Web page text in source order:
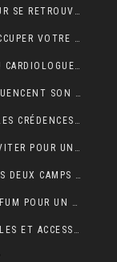
TROUVER LE MEILLEUR IPTV : CONSEILS POUR SE RETROUVER PLUS FACILEMENT
SPIDER SOLITAIRE : LE JEU PARFAIT POUR OCCUPER VOTRE TEMPS LIBRE ET STIMULER VOTRE CERVEAU !
COMMENT AVOIR UN RENDEZ-VOUS CHEZ UN CARDIOLOGUE À FÈS ?
GAZ HILARANT PRIX : QUELS FACTEURS INFLUENCENT SON COÛT ET OÙ LE TROUVER AU MEILLEUR TARIF ?
DÉCOUVREZ LA SIMPLICITÉ INCARNÉE AVEC LES CRÉDENCES DE CUISINE EFFET MARBRE
BAGAGE PROFESSIONNEL : LES ERREURS À ÉVITER POUR UN LOOK RAFFINÉ
ELECTION PRÉSIDENTIELLE AMÉRICAINE : LES DEUX CAMPS SONT RELIÉS PAR LEURS CRAINTES
IDÉE DE CADEAU : POURQUOI OFFRIR UN PARFUM POUR UN ANNIVERSAIRE ?
GAGNER DE L’ARGENT EN LIGNE : IDÉES FACILES ET ACCESSIBLES POUR DÉBUTANTS